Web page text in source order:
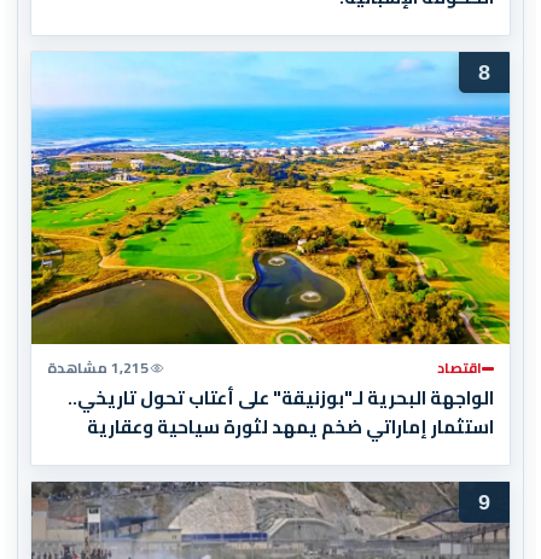
8
اقتصاد 1,215 مشاهدة
الواجهة البحرية لـ"بوزنيقة" على أعتاب تحول تاريخي..
استثمار إماراتي ضخم يمهد لثورة سياحية وعقارية
9